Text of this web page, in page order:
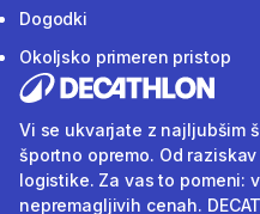
Dogodki
Okoljsko primeren pristop
Vi se ukvarjate z najljubšim
športno opremo. Od
logistike. Za vas to pomeni:
nepremagljivih cenah.